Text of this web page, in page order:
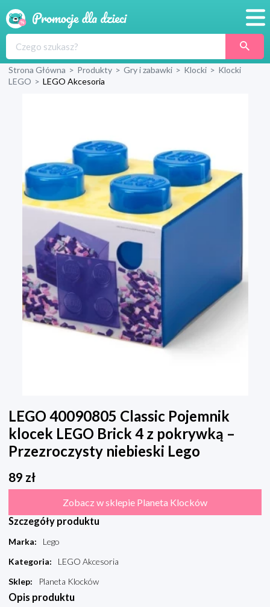
Produkty
Wyprawka
Strona Główna > Produkty > Gry i zabawki > Klocki > Klocki
LEGO > LEGO Akcesoria
LEGO 40090805 Classic Pojemnik
klocek LEGO Brick 4 z pokrywką –
Przezroczysty niebieski Lego
89 zł
Zobacz w sklepie Planeta Klocków
Szczegóły produktu
Marka:
Lego
Kategoria:
LEGO Akcesoria
Sklep: Planeta Klocków
Opis produktu